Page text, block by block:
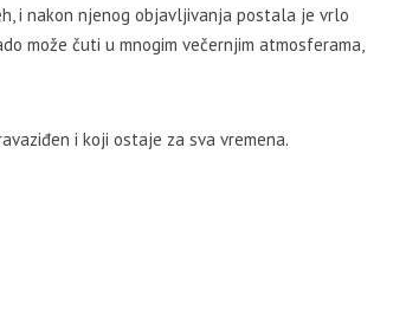
i nakon njenog objavljivanja postala je vrlo
može čuti u mnogim večernjim atmosferama,
i koji ostaje za sva vremena.